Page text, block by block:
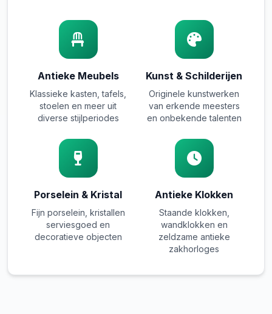
Antieke Meubels
Klassieke kasten, tafels,
stoelen en meer uit
diverse stijlperiodes
Kunst & Schilderijen
Originele kunstwerken
van erkende meesters
en onbekende talenten
Porselein & Kristal
Fijn porselein, kristallen
serviesgoed en
decoratieve objecten
Antieke Klokken
Staande klokken,
wandklokken en
zeldzame antieke
zakhorloges